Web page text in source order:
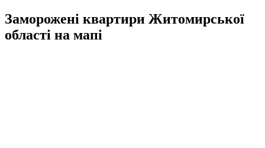
Заморожені квартири Житомирської
області на мапі